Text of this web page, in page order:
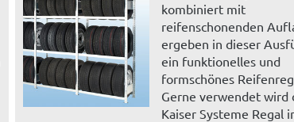
kombiniert mit
reifenschonenden
ergeben in dieser
ein funktionelles und
formschönes
Gerne verwendet wird
Kaiser Systeme Regal